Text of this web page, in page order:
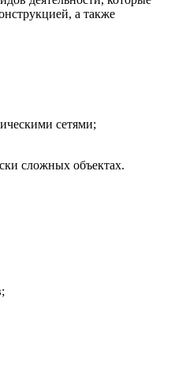
а также
сетями;
сложных объектах.